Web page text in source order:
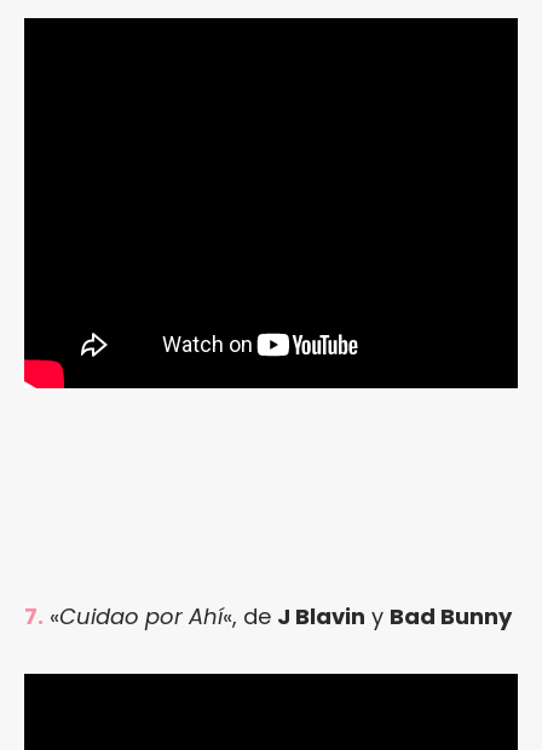
7. «Cuidao por Ahí«, de J Blavin y Bad Bunny